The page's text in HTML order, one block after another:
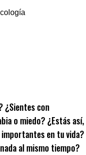
¿Sientes con
o miedo? ¿Estás así,
en tu vida?
al mismo tiempo?